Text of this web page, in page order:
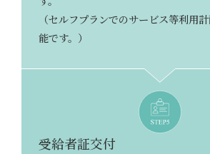
（セルフプランでのサービス等利用
能です。）
受給者証交付